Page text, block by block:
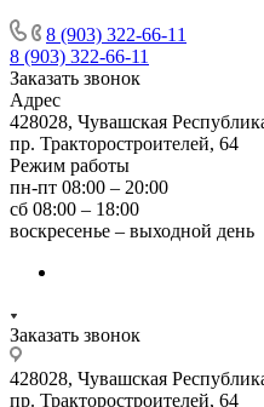
8 (903) 322-66-11
8 (903) 322-66-11
Заказать звонок
Адрес
428028, Чувашская
пр. Тракторостроителей, 64
Режим работы
пн-пт 08:00 – 20:00
сб 08:00 – 18:00
воскресенье – выходной день
Заказать звонок
428028, Чувашская
пр. Тракторостроителей, 64